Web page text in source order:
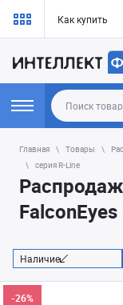
Как купить
Главная Товары
серия R-Line
Наличие
-26%